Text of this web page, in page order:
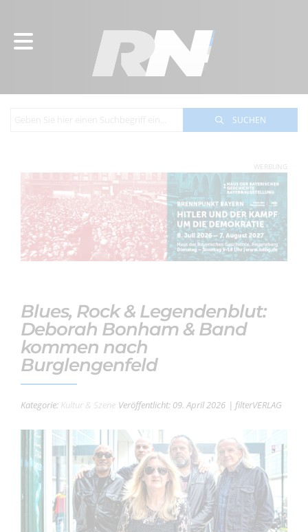
SUCHEN
WERBUNG
Blues, Rock & Legendenblut:
Deborah Bonham & Band
kommen nach
Burglengenfeld
Kategorie: Kultur & Szene Veröffentlicht: 09. April 2026 | filterVERLAG